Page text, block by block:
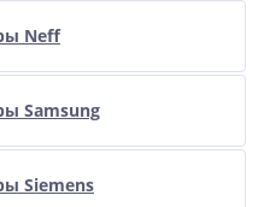
Neff
Samsung
Siemens